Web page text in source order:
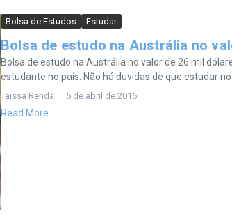
Bolsa de Estudos Estudar
Bolsa de estudo na Austrália no
Bolsa de estudo na Austrália no valor de 26 mil
estudante no país. Não há duvidas de que estudar no
Taissa Renda 5 de abril de 2016
Read More